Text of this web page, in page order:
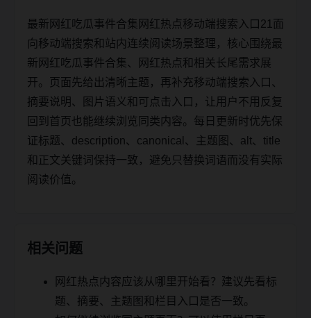
最新网红吃瓜事件合集网红热点移动端搜索入口21面
向移动端搜索和站内连续阅读场景整理，核心围绕最
新网红吃瓜事件合集、网红热点和相关长尾需求展
开。页面先给出清晰主题，再补充移动端搜索入口、
摘要说明、图片语义和可点击入口，让用户不用反复
回到首页也能继续浏览同类内容。每日更新时优先保
证标题、description、canonical、主题图、alt、title
和正文关键词保持一致，避免只替换词语而没有实际
阅读价值。
相关问题
网红热点内容应该从哪里开始看？建议先看标
题、摘要、主题图和栏目入口是否一致。